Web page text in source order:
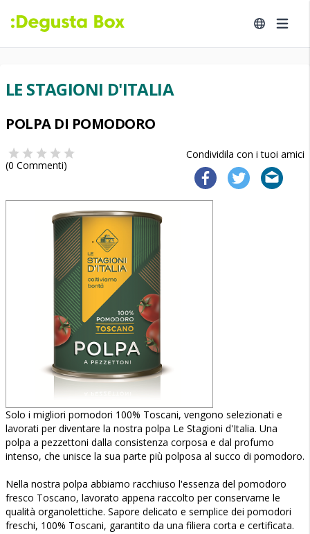
LE STAGIONI D'ITALIA
POLPA DI POMODORO
Condividila con i tuoi amici
(0 Commenti)
Solo i migliori pomodori 100% Toscani, vengono selezionati e
lavorati per diventare la nostra polpa Le Stagioni d'Italia. Una
polpa a pezzettoni dalla consistenza corposa e dal profumo
intenso, che unisce la sua parte più polposa al succo di pomodoro.
Nella nostra polpa abbiamo racchiuso l'essenza del pomodoro
fresco Toscano, lavorato appena raccolto per conservarne le
qualità organolettiche. Sapore delicato e semplice dei pomodori
freschi, 100% Toscani, garantito da una filiera corta e certificata.